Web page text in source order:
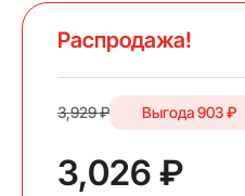
Распродажа!
3,929 ₽ Выгода903 ₽
3,026 ₽